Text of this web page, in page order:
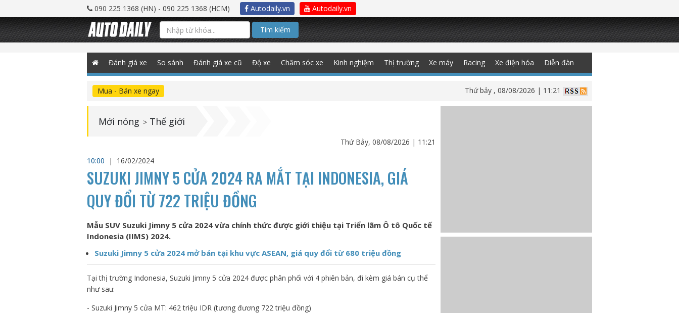
090 225 1368 (HN) - 090 225 1368 (HCM) Autodaily.vn Autodaily.vn
Tìm kiếm
Đánh giá xe So sánh Đánh giá xe cũ Độ xe Chăm sóc xe Kinh nghiệm Thị trường Xe máy Racing Xe điện hóa Diễn đàn
Mua - Bán xe ngay Thứ bảy , 08/08/2026 | 11:21
Mới nóng > Thế giới
Thứ Bảy, 08/08/2026 | 11:21
10:00
| 16/02/2024
SUZUKI JIMNY 5 CỬA 2024 RA MẮT TẠI INDONESIA, GIÁ
QUY ĐỔI TỪ 722 TRIỆU ĐỒNG
Mẫu SUV Suzuki Jimny 5 cửa 2024 vừa chính thức được giới thiệu tại Triển lãm Ô tô Quốc tế
Indonesia (IIMS) 2024.
Suzuki Jimny 5 cửa 2024 mở bán tại khu vực ASEAN, giá quy đổi từ 680 triệu đồng
Tại thị trường Indonesia, Suzuki Jimny 5 cửa 2024 được phân phối với 4 phiên bản, đi kèm giá bán cụ thể
như sau:
- Suzuki Jimny 5 cửa MT: 462 triệu IDR (tương đương 722 triệu đồng)